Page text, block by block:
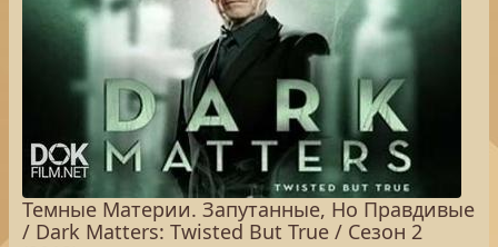
Темные Материи. Запутанные, Но Правдивые
/ Dark Matters: Twisted But True / Сезон 2